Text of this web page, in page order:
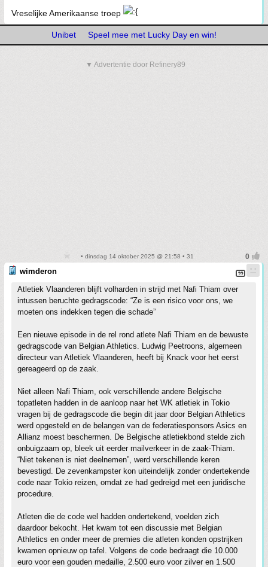
Vreselijke Amerikaanse troep
Unibet Speel mee met Lucky Day en win!
▼ Advertentie door Refinery89
• dinsdag 14 oktober 2025 @ 21:58 • 31
wimderon
Atletiek Vlaanderen blijft volharden in strijd met Nafi Thiam over
intussen beruchte gedragscode: “Ze is een risico voor ons, we
moeten ons indekken tegen die schade”
Een nieuwe episode in de rel rond atlete Nafi Thiam en de bewuste
gedragscode van Belgian Athletics. Ludwig Peetroons, algemeen
directeur van Atletiek Vlaanderen, heeft bij Knack voor het eerst
gereageerd op de zaak.
Niet alleen Nafi Thiam, ook verschillende andere Belgische
topatleten hadden in de aanloop naar het WK atletiek in Tokio
vragen bij de gedragscode die begin dit jaar door Belgian Athletics
werd opgesteld en de belangen van de federatiesponsors Asics en
Allianz moest beschermen. De Belgische atletiekbond stelde zich
onbuigzaam op, bleek uit eerder mailverkeer in de zaak-Thiam.
“Niet tekenen is niet deelnemen”, werd verschillende keren
bevestigd. De zevenkampster kon uiteindelijk zonder ondertekende
code naar Tokio reizen, omdat ze had gedreigd met een juridische
procedure.
Atleten die de code wel hadden ondertekend, voelden zich
daardoor bekocht. Het kwam tot een discussie met Belgian
Athletics en onder meer de premies die atleten konden opstrijken
kwamen opnieuw op tafel. Volgens de code bedraagt die 10.000
euro voor een gouden medaille, 2.500 euro voor zilver en 1.500